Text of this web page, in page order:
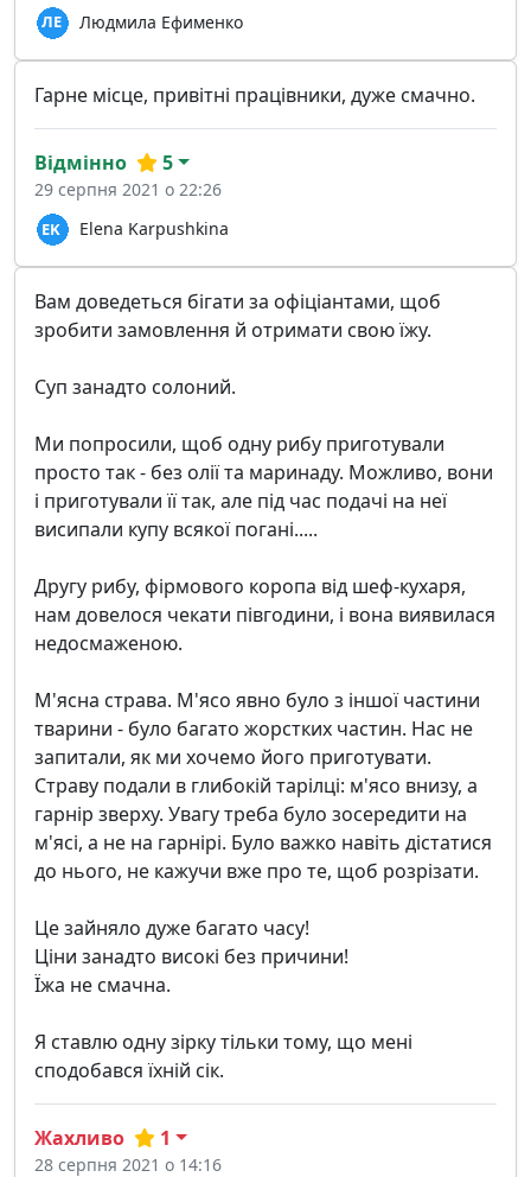
Людмила Ефименко
Гарне місце, привітні працівники, дуже смачно.
Elena Karpushkina
Відмінно 5
29 серпня 2021 о 22:26
Вам доведеться бігати за офіціантами, щоб
зробити замовлення й отримати свою їжу.
Суп занадто солоний.
Ми попросили, щоб одну рибу приготували
просто так - без олії та маринаду. Можливо, вони
і приготували її так, але під час подачі на неї
висипали купу всякої погані.....
Другу рибу, фірмового коропа від шеф-кухаря,
нам довелося чекати півгодини, і вона виявилася
недосмаженою.
М'ясна страва. М'ясо явно було з іншої частини
тварини - було багато жорстких частин. Нас не
запитали, як ми хочемо його приготувати.
Страву подали в глибокій тарілці: м'ясо внизу, а
гарнір зверху. Увагу треба було зосередити на
м'ясі, а не на гарнірі. Було важко навіть дістатися
до нього, не кажучи вже про те, щоб розрізати.
Це зайняло дуже багато часу!
Ціни занадто високі без причини!
Їжа не смачна.
Я ставлю одну зірку тільки тому, що мені
сподобався їхній сік.
Жахливо 1
28 серпня 2021 о 14:16